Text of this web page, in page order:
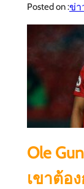
Posted on :ข่า
Ole
เขาต้อ